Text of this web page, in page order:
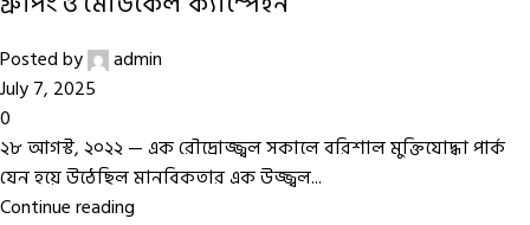
Posted by
admin
July 7, 2025
0
২৮ আগস্ট, ২০২২ — এক রৌদ্রোজ্জ্বল সকালে বরিশাল মুক্তিযোদ্ধা পার্ক
যেন হয়ে উঠেছিল মানবিকতার এক উজ্জ্বল...
Continue reading